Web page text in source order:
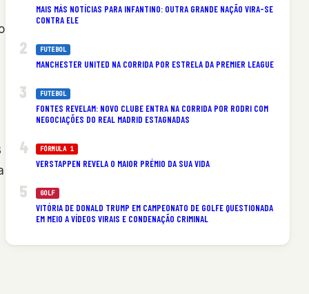
MAIS MÁS NOTÍCIAS PARA INFANTINO: OUTRA GRANDE NAÇÃO VIRA-SE
CONTRA ELE
FUTEBOL
MANCHESTER UNITED NA CORRIDA POR ESTRELA DA PREMIER LEAGUE
FUTEBOL
FONTES REVELAM: NOVO CLUBE ENTRA NA CORRIDA POR RODRI COM
NEGOCIAÇÕES DO REAL MADRID ESTAGNADAS
FÓRMULA 1
VERSTAPPEN REVELA O MAIOR PRÉMIO DA SUA VIDA
GOLF
VITÓRIA DE DONALD TRUMP EM CAMPEONATO DE GOLFE QUESTIONADA
EM MEIO A VÍDEOS VIRAIS E CONDENAÇÃO CRIMINAL